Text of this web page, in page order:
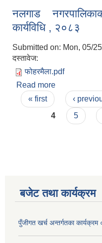
नलगाड
कार्यविधि , २०८३
Submitted on: Mon, 05/
दस्तावेज:
फोहरमैला.pdf
Read more
कार्यविधि ,
Pages
« first ‹
4
5
बजेट तथा कार्यक्रम
पुँजीगत खर्च अन्तर्गतका